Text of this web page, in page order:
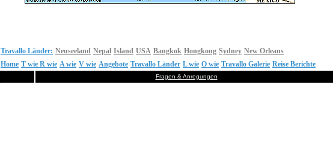
Travallo Länder: Neuseeland Nepal Island USA Bangkok Hongkong Sydney New Orleans
Home T wie R wie A wie V wie Angebote Travallo Länder L wie O wie Travallo Galerie Reise Berichte
Fragen & Anregungen